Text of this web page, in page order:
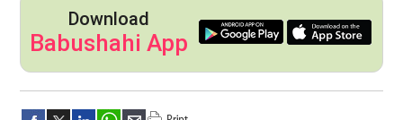
Download
Babushahi App